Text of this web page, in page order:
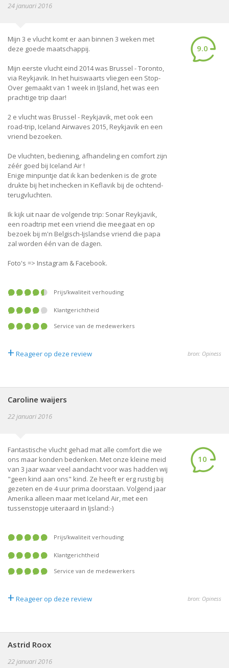
24 januari 2016
Mijn 3 e vlucht komt er aan binnen 3 weken met
deze goede maatschappij.
Mijn eerste vlucht eind 2014 was Brussel - Toronto,
via Reykjavik. In het huiswaarts vliegen een Stop-
Over gemaakt van 1 week in IJsland, het was een
prachtige trip daar!
2 e vlucht was Brussel - Reykjavik, met ook een
road-trip, Iceland Airwaves 2015, Reykjavik en een
vriend bezoeken.
De vluchten, bediening, afhandeling en comfort zijn
zéér goed bij Iceland Air !
Enige minpuntje dat ik kan bedenken is de grote
drukte bij het inchecken in Keflavik bij de ochtend-
terugvluchten.
Ik kijk uit naar de volgende trip: Sonar Reykjavik,
een roadtrip met een vriend die meegaat en op
bezoek bij m'n Belgisch-Ijslandse vriend die papa
zal worden één van de dagen.
Foto's => Instagram & Facebook.
9.0
prijs/kwaliteit verhouding
klantgerichtheid
service van de medewerkers
+ Reageer op deze review bron: Opiness
Caroline waijers
22 januari 2016
Fantastische vlucht gehad mat alle comfort die we
ons maar konden bedenken. Met onze kleine meid
van 3 jaar waar veel aandacht voor was hadden wij
"geen kind aan ons" kind. Ze heeft er erg rustig bij
gezeten en de 4 uur prima doorstaan. Volgend jaar
Amerika alleen maar met Iceland Air, met een
tussenstopje uiteraard in Ijsland:-)
10
prijs/kwaliteit verhouding
klantgerichtheid
service van de medewerkers
+ Reageer op deze review bron: Opiness
Astrid Roox
22 januari 2016